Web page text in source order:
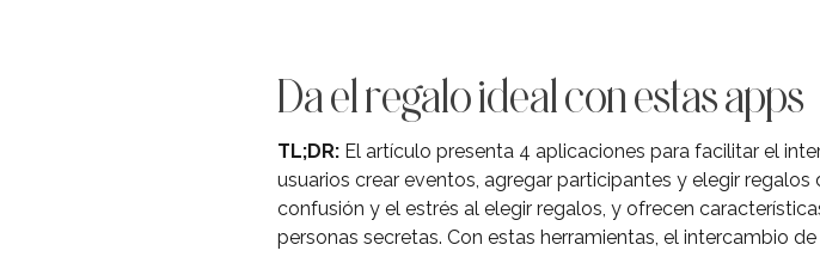
Da el regalo ideal con estas apps
TL;DR: El artículo presenta 4 aplicaciones para facilitar el
usuarios crear eventos, agregar participantes y elegir
confusión y el estrés al elegir regalos, y ofrecen
personas secretas. Con estas herramientas, el intercambio